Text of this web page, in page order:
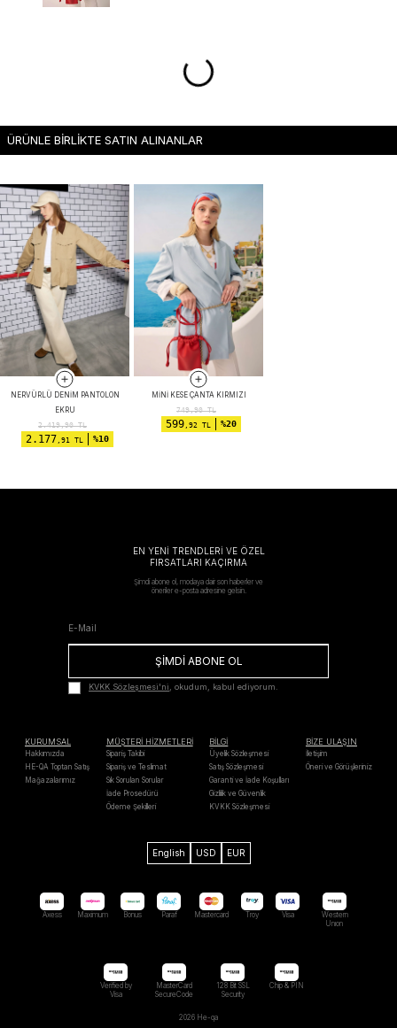
ÜRÜNLE BİRLİKTE SATIN ALINANLAR
NERVÜRLÜ DENIM PANTOLON
EKRU
2.419,90TL
2.177 ,91 TL %10
MINI KESE ÇANTA KIRMIZI
749,90TL
599,92 TL %20
EN YENİ TRENDLERİ VE ÖZEL
FIRSATLARI KAÇIRMA
Şimdi abone ol, modaya dair son haberler ve
öneriler e-posta adresine gelsin.
ŞİMDİ ABONE OL
KVKK Sözleşmesi'ni, okudum, kabul ediyorum.
KURUMSAL
Hakkımızda
HE-QA Toptan Satış
Mağazalarımız
MÜŞTERİ HİZMETLERİ
Sipariş Takibi
Sipariş ve Teslimat
Sık Sorulan Sorular
İade Prosedürü
Ödeme Şekilleri
BİLGİ
Üyelik Sözleşmesi
Satış Sözleşmesi
Garanti ve İade Koşulları
Gizlilik ve Güvenlik
KVKK Sözleşmesi
BİZE ULAŞIN
İletişim
Öneri ve Görüşleriniz
English USD EUR
Axess Maximum Bonus Paraf Mastercard Troy Visa
Western
Unıon
Verified by
Visa
MasterCard
SecureCode
128 Bit SSL
Security
Chip & PIN
2026 He-qa